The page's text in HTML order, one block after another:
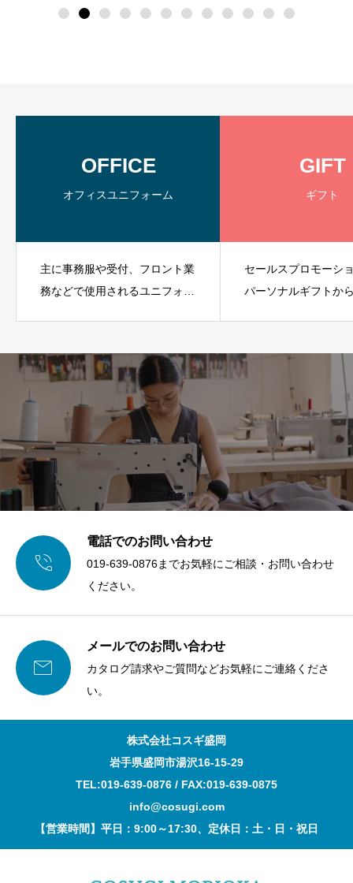
OFFICE
オフィスユニフォーム
主に事務服や受付、フロント業
務などで使用されるユニフォー
GIFT
ギフト
セールスプロモーシ
パーソナルギフトか

電話でのお問い合わせ
019-639-0876までお気軽にご相談・お問い合わせ
ください。

メールでのお問い合わせ
カタログ請求やご質問などお気軽にご連絡くださ
い。
株式会社コスギ盛岡
岩手県盛岡市湯沢16-15-29
TEL:019-639-0876 / FAX:019-639-0875
info@cosugi.com
【営業時間】平日：9:00～17:30、定休日：土・日・祝日